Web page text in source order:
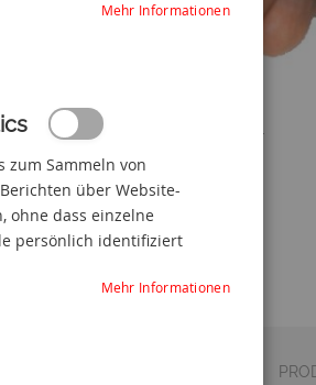
Stromkreis-Bezeichnungs-schilder
Mehr Informationen
zum Sammeln von
über Website-
ohne dass einzelne
persönlich identifiziert
Mehr Informationen